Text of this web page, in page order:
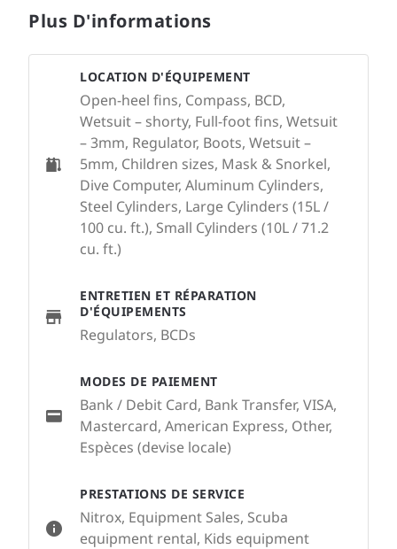
Plus D'informations
PRESTATIONS DE SERVICE
Nitrox, Equipment Sales, Scuba
equipment rental, Kids equipment
LOCATION D'ÉQUIPEMENT
Open-heel fins, Compass, BCD,
Wetsuit – shorty, Full-foot fins, Wetsuit
– 3mm, Regulator, Boots, Wetsuit –
5mm, Children sizes, Mask & Snorkel,
Dive Computer, Aluminum Cylinders,
Steel Cylinders, Large Cylinders (15L /
100 cu. ft.), Small Cylinders (10L / 71.2
cu. ft.)
ENTRETIEN ET RÉPARATION
D'ÉQUIPEMENTS
Regulators, BCDs
MODES DE PAIEMENT
Bank / Debit Card, Bank Transfer, VISA,
Mastercard, American Express, Other,
Espèces (devise locale)